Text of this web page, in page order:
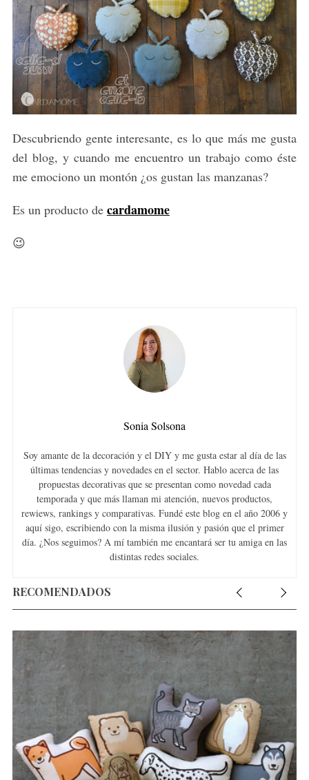
Descubriendo gente interesante, es lo que más me gusta
del blog, y cuando me encuentro un trabajo como éste
me emociono un montón ¿os gustan las manzanas?
Es un producto de cardamome
😉
Sonia Solsona
Soy amante de la decoración y el DIY y me gusta estar al día de las
últimas tendencias y novedades en el sector. Hablo acerca de las
propuestas decorativas que se presentan como novedad cada
temporada y que más llaman mi atención, nuevos productos,
rewiews, rankings y comparativas. Fundé este blog en el año 2006 y
aquí sigo, escribiendo con la misma ilusión y pasión que el primer
día. ¿Nos seguimos? A mí también me encantará ser tu amiga en las
distintas redes sociales.
RECOMENDADOS